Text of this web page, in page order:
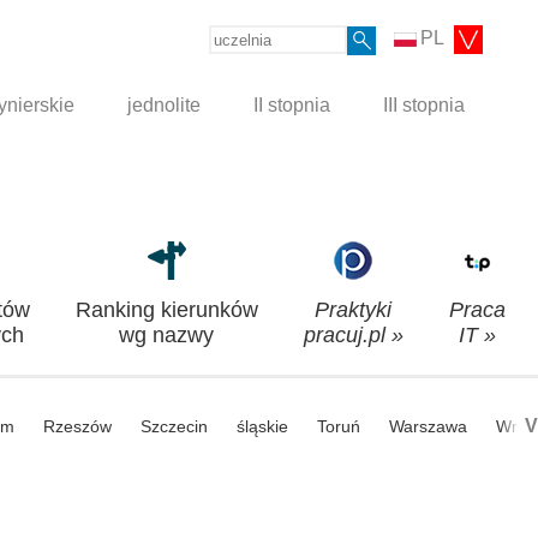
PL
jednolite II stopnia III stopnia
Ranking kierunków
wg nazwy
Praktyki
pracuj.pl »
Praca
IT »
Rzeszów Szczecin śląskie Toruń Warszawa V